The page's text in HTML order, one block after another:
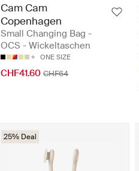
Cam Cam
Copenhagen
Small Changing Bag -
OCS - Wickeltaschen
ONE SIZE
CHF41.60 CHF64
25% Deal